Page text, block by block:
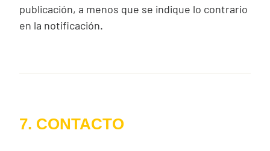
publicación, a menos que se indique lo contrario
en la notificación.
7. CONTACTO